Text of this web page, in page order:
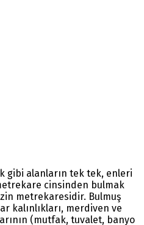
gibi alanların tek tek, enleri
cinsinden bulmak
metrekaresidir. Bulmuş
kalınlıkları, merdiven ve
(mutfak, tuvalet, banyo